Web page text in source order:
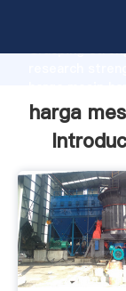
Grasping
the value and
harga